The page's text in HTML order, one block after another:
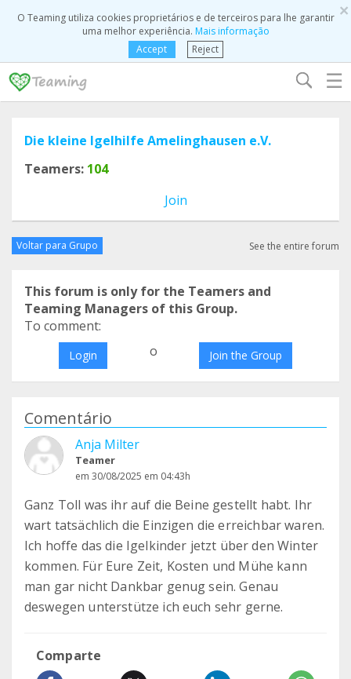
×
O Teaming utiliza cookies proprietários e de terceiros para lhe garantir
uma melhor experiência. Mais informação
Accept
Reject
☰
Die kleine Igelhilfe Amelinghausen e.V.
Teamers: 104
Join
Voltar para Grupo See the entire forum
This forum is only for the Teamers and
Teaming Managers of this Group.
To comment:
Login o Join the Group
Comentário
Anja Milter
Teamer
em 30/08/2025 em 04:43h
Ganz Toll was ihr auf die Beine gestellt habt. Ihr
wart tatsächlich die Einzigen die erreichbar waren.
Ich hoffe das die Igelkinder jetzt über den Winter
kommen. Für Eure Zeit, Kosten und Mühe kann
man gar nicht Dankbar genug sein. Genau
deswegen unterstütze ich euch sehr gerne.
Comparte